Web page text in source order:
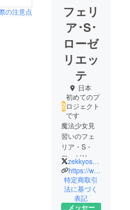
の注意点
フェリ
ア･S･
ローゼ
リエッ
テ
日本
初めてのプ
ロジェクト
です
魔法少女見
習いのフェ
リア・S・
ローゼリ
エッテで
す！
絶叫先生の
もとで魔法
zekkyosensei
https://www.youtube.com/channel/UC5laEaxR5O1Fsx1VtcJfw4A
特定商取引
法に基づく
表記
メッセー